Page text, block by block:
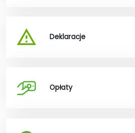
Deklaracje
Opłaty